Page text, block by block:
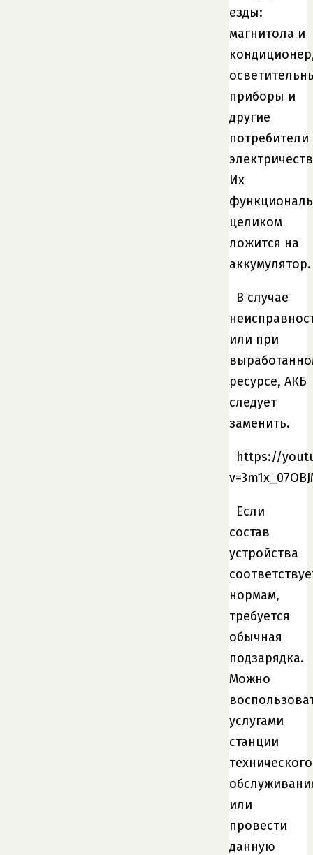
езды:
магнитола и
приборы и
другие
потребители
Их
целиком
ложится на
аккумулятор.
В случае
или при
ресурсе, АКБ
следует
заменить.
https://
Если
состав
устройства
нормам,
требуется
обычная
подзарядка.
Можно
услугами
станции
технического
или
провести
данную